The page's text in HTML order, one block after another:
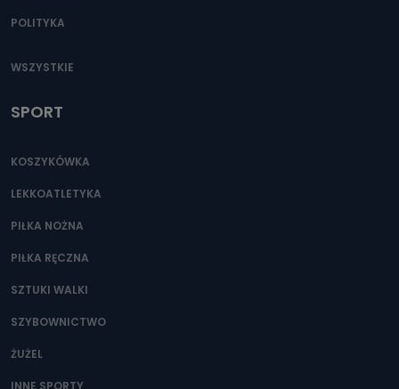
POLITYKA
WSZYSTKIE
SPORT
KOSZYKÓWKA
LEKKOATLETYKA
PIŁKA NOŻNA
PIŁKA RĘCZNA
SZTUKI WALKI
SZYBOWNICTWO
ŻUŻEL
INNE SPORTY